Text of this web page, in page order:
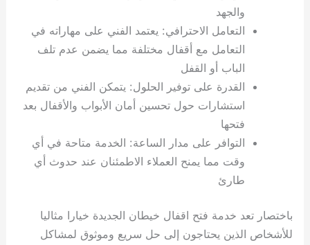
والجهد
التعامل الاحترافي: يعتمد الفني على مهاراته في
التعامل مع أقفال مختلفة مما يضمن عدم تلف
الباب أو القفل
القدرة على توفير الحلول: يتمكن الفني من تقديم
استشارات حول تحسين أمان الأبواب والأقفال بعد
فتحها
التوافر على مدار الساعة: الخدمة متاحة في أي
وقت مما يمنح العملاء الاطمئنان عند حدوث أي
طارئ
باختصار تعد خدمة فتح اقفال خيطان الجديدة خيارا مثاليا
للأشخاص الذين يحتاجون إلى حل سريع وموثوق لمشاكل